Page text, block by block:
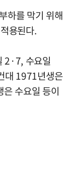
하를 막기 위해
용된다.
2·7, 수요일
대 1971년생은
수요일 등이